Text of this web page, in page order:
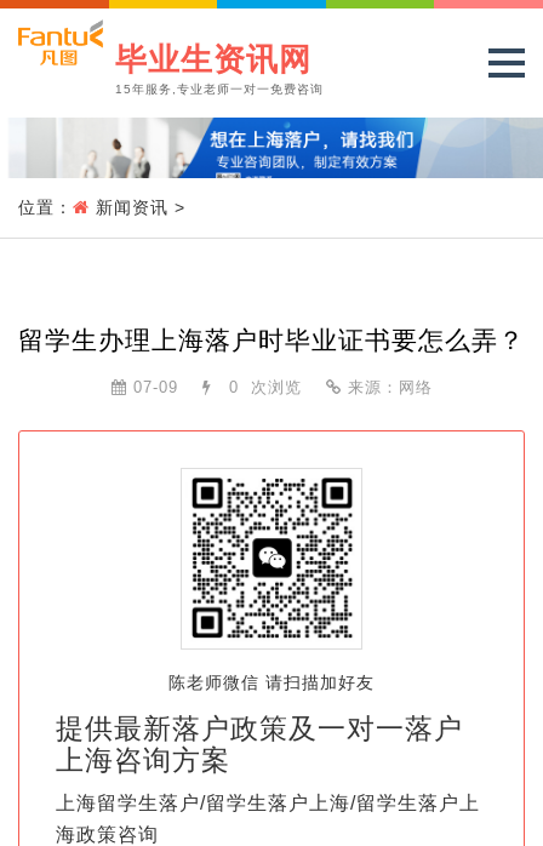
毕业生资讯网
15年服务,专业老师一对一免费咨询
位置： 新闻资讯 >
留学生办理上海落户时毕业证书要怎么弄？
07-09 0 次浏览 来源：网络
陈老师微信 请扫描加好友
提供最新落户政策及一对一落户
上海咨询方案
上海留学生落户/留学生落户上海/留学生落户上
海政策咨询